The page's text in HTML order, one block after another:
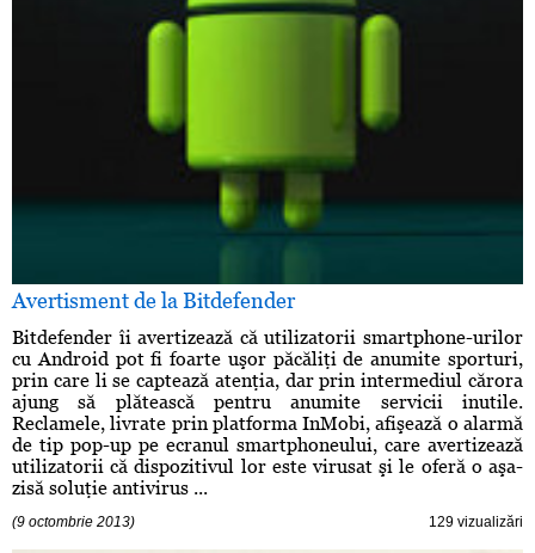
Avertisment de la Bitdefender
Bitdefender îi avertizează că utilizatorii smartphone-urilor
cu Android pot fi foarte uşor păcăliţi de anumite sporturi,
prin care li se captează atenţia, dar prin intermediul cărora
ajung să plătească pentru anumite servicii inutile.
Reclamele, livrate prin platforma InMobi, afişează o alarmă
de tip pop-up pe ecranul smartphoneului, care avertizează
utilizatorii că dispozitivul lor este virusat şi le oferă o aşa-
zisă soluţie antivirus ...
(9 octombrie 2013) 129 vizualizări